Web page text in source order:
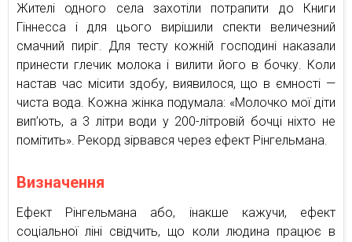
Жителі одного села захотіли потрапити до Книги
Гіннесса і для цього вирішили спекти величезний
смачний пиріг. Для тесту кожній господині наказали
принести глечик молока і вилити його в бочку. Коли
настав час місити здобу, виявилося, що в ємності —
чиста вода. Кожна жінка подумала: «Молочко мої діти
вип’ють, а 3 літри води у 200-літровій бочці ніхто не
помітить». Рекорд зірвався через ефект Рінгельмана.
Визначення
Ефект Рінгельмана або, інакше кажучи, ефект
соціальної ліні свідчить, що коли людина працює в